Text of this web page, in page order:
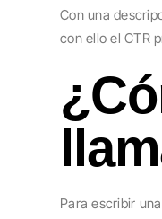
Con una
con ello el CTR
Para escribir